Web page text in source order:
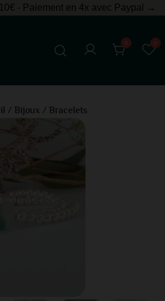
- Paiement en 4x avec Paypal →
/ Bijoux / Bracelets